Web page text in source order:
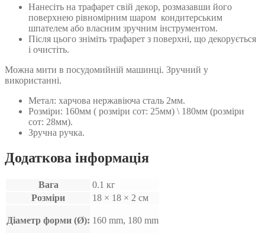
Нанесіть на трафарет свій декор, розмазавши його
поверхнею рівномірним шаром кондитерським
шпателем або власним зручним інструментом.
Після цього зніміть трафарет з поверхні, що декорується
і очистіть.
Можна мити в посудомийній машинці. Зручний у
використанні.
Метал: харчова нержавіюча сталь 2мм.
Розміри: 160мм ( розміри сот: 25мм) \ 180мм (розміри
сот: 28мм).
Зручна ручка.
Додаткова інформація
Вага
0.1 кг
Розміри
18 × 18 × 2 см
Діаметр форми (Ø): 160 mm, 180 mm